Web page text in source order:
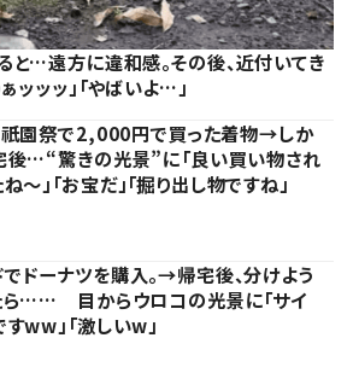
と…遠方に違和感。その後、近付いてき
ッッ」「やばいよ…」
祇園祭で2,000円で買った着物→しか
後…“驚きの光景”に「良い買い物され
～」「お宝だ」「掘り出し物ですね」
でドーナツを購入。→帰宅後、分けよう
ら…… 目からウロコの光景に「サイ
ww」「激しいw」